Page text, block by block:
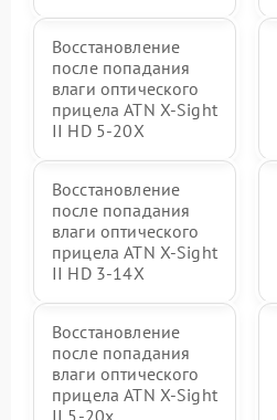
Восстановление
после попадания
влаги оптического
прицела ATN X-Sight
II HD 5-20X
Восстановление
после попадания
влаги оптического
прицела ATN X-Sight
II HD 3-14X
Восстановление
после попадания
влаги оптического
прицела ATN X-Sight
II 5-20x